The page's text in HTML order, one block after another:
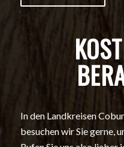
In den Landkreisen
besuchen wir Sie gerne,